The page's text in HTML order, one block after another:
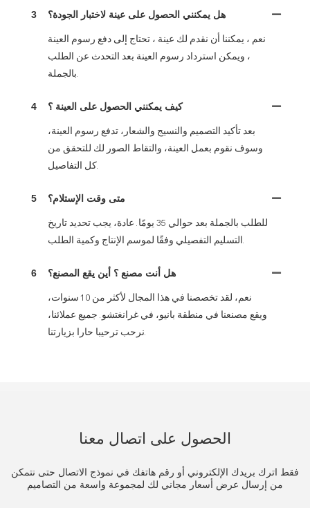
3 هل يمكنني الحصول على عينة لاختبار الجودة؟
نعم ، يمكننا أن نقدم لك عينة ، تحتاج إلى دفع رسوم العينة
، ويمكن استرداد رسوم العينة بعد التحدث عن الطلب
بالجملة.
4 كيف يمكنني الحصول على العينة ؟
بعد تأكيد التصميم والنسيج والشعار، تدفع رسوم العينة،
وسوف نقوم بعمل العينة، والتقاط الصور لك للتحقق من
كل التفاصيل.
5 متى وقت الإستلام؟
للطلب بالجملة بعد حوالي 35 يومًا. عادة، يجب تحديد تاريخ
التسليم التفصيلي وفقًا لموسم الإنتاج وكمية الطلب.
6 هل أنت مصنع ؟ أين يقع المصنع؟
نعم، لقد تخصصنا في هذا المجال لأكثر من 10 سنوات،
ويقع مصنعنا في منطقة بانيو، في غرانغتشو. جميع عملائنا،
نرحب ترحيبا حارا بزيارتنا.
الحصول على اتصال معنا
فقط اترك بريدك الإلكتروني أو رقم هاتفك في نموذج الاتصال حتى نتمكن
من إرسال عرض أسعار مجاني لك لمجموعة واسعة من التصاميم